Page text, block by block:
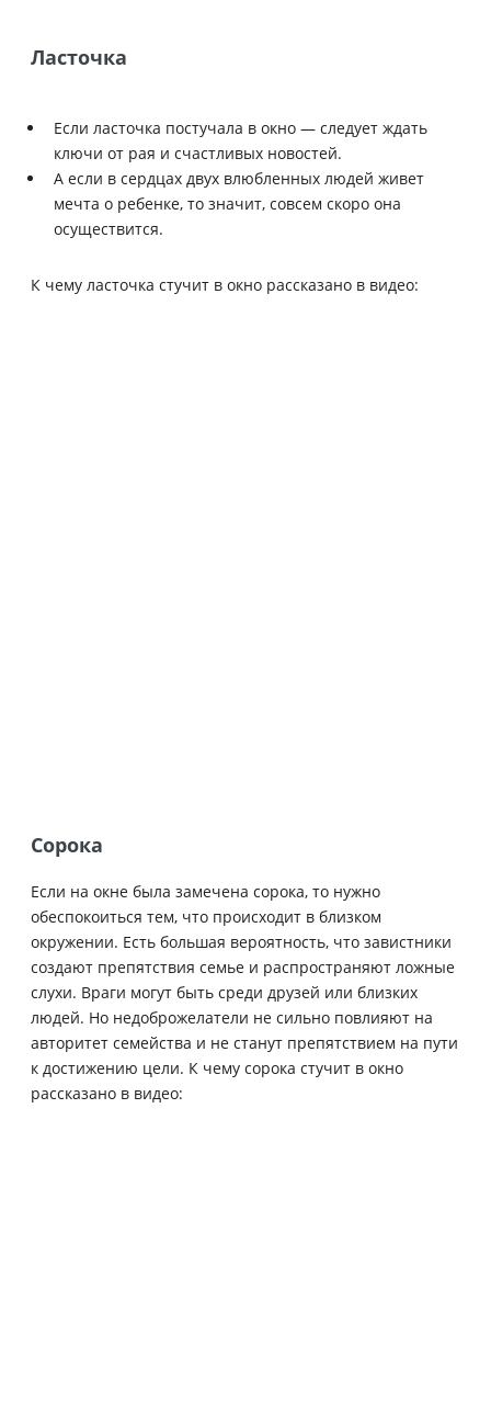
Ласточка
Если ласточка постучала в окно — следует ждать
ключи от рая и счастливых новостей.
А если в сердцах двух влюбленных людей живет
мечта о ребенке, то значит, совсем скоро она
осуществится.
К чему ласточка стучит в окно рассказано в видео:
Сорока
Если на окне была замечена сорока, то нужно
обеспокоиться тем, что происходит в близком
окружении. Есть большая вероятность, что завистники
создают препятствия семье и распространяют ложные
слухи. Враги могут быть среди друзей или близких
людей. Но недоброжелатели не сильно повлияют на
авторитет семейства и не станут препятствием на пути
к достижению цели. К чему сорока стучит в окно
рассказано в видео: